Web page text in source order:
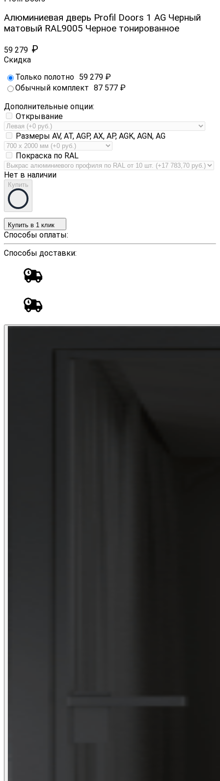
Алюминиевая дверь Profil Doors 1 AG Черный
матовый RAL9005 Черное тонированное
59 279 ₽
Скидка
Только полотно 59 279 ₽
Обычный комплект 87 577 ₽
Дополнительные опции:
Открывание
Размеры AV, AT, AGP, AX, AP, AGK, AGN, AG
Покраска по RAL
Нет в наличии
Купить
Купить в 1 клик
Способы оплаты:
Способы доставки: